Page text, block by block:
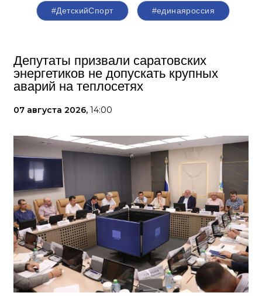
#ДетскийСпорт #единаяроссия
Депутаты призвали саратовских
энергетиков не допускать крупных
аварий на теплосетях
07 августа 2026, 14:00